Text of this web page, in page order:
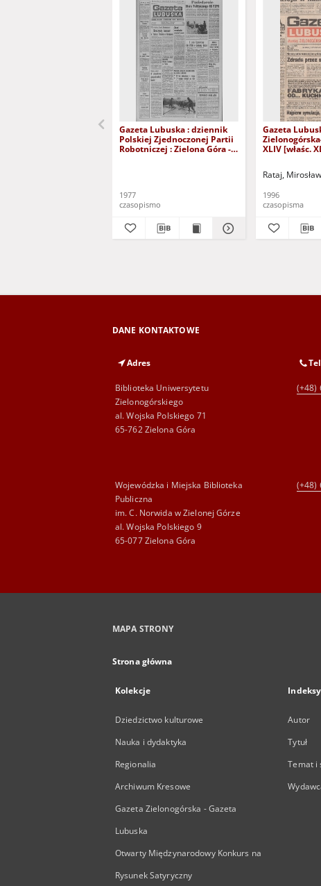
Gazeta Lubuska : dziennik
Polskiej Zjednoczonej Partii
Robotniczej : Zielona Góra -
1977
czasopismo
Gazeta
XLIV [właśc.
Rataj,
1996
czasopisma
DANE KONTAKTOWE
Adres
Biblioteka Uniwersytetu
Zielonogórskiego
al. Wojska Polskiego 71
65-762 Zielona Góra
(+48)
Wojewódzka i Miejska Biblioteka
Publiczna
im. C. Norwida w Zielonej Górze
al. Wojska Polskiego 9
65-077 Zielona Góra
(+48)
MAPA STRONY
Strona główna
Kolekcje
Dziedzictwo kulturowe
Nauka i dydaktyka
Regionalia
Archiwum Kresowe
Gazeta Zielonogórska - Gazeta
Lubuska
Otwarty Międzynarodowy Konkurs na
Rysunek Satyryczny
Indeksy
Autor
Tytuł
Temat i